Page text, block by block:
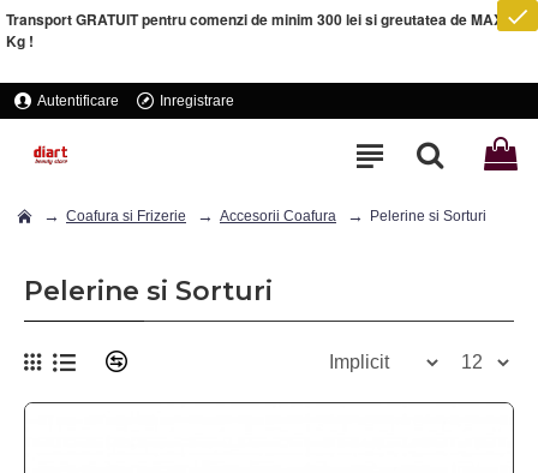
Transport GRATUIT pentru comenzi de minim 300 lei si greutatea de MAXIM 5
Kg !
Autentificare Inregistrare
Coafura si Frizerie Accesorii Coafura Pelerine si Sorturi
Pelerine si Sorturi